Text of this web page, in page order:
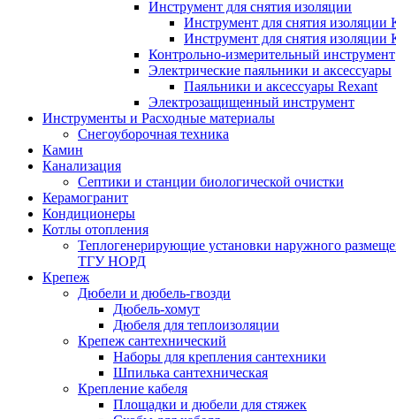
Инструмент для снятия изоляции
Инструмент для снятия изоляции
Инструмент для снятия
Контрольно-измерительный инструмент
Электрические паяльники и аксессуары
Паяльники и аксессуары Rexant
Электрозащищенный инструмент
Инструменты и Расходные материалы
Снегоуборочная техника
Камин
Канализация
Септики и станции биологической очистки
Керамогранит
Кондиционеры
Котлы отопления
Теплогенерирующие установки наружного
ТГУ НОРД
Крепеж
Дюбели и дюбель-гвозди
Дюбель-хомут
Дюбеля для теплоизоляции
Крепеж сантехнический
Наборы для крепления сантехники
Шпилька сантехническая
Крепление кабеля
Площадки и дюбели для стяжек